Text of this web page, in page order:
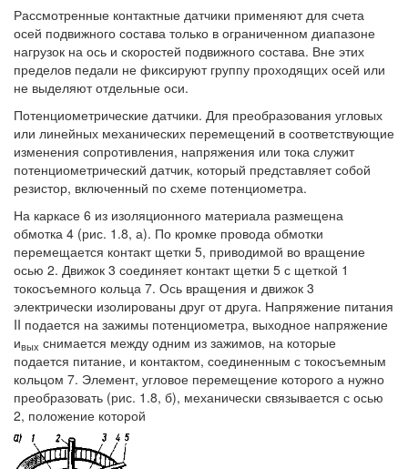
Рассмотренные контактные датчики применяют для счета
осей подвижного состава только в ограниченном диапазоне
нагрузок на ось и скоростей подвижного состава. Вне этих
пределов педали не фиксируют группу проходящих осей или
не выделяют отдельные оси.
Потенциометрические датчики. Для преобразования угловых
или линейных механических перемещений в соответствующие
изменения сопротивления, напряжения или тока служит
потенциометрический датчик, который представляет собой
резистор, включенный по схеме потенциометра.
На каркасе 6 из изоляционного материала размещена
обмотка 4 (рис. 1.8, а). По кромке провода обмотки
перемещается контакт щетки 5, приводимой во вращение
осью 2. Движок 3 соединяет контакт щетки 5 с щеткой 1
токосъемного кольца 7. Ось вращения и движок 3
электрически изолированы друг от друга. Напряжение питания
II подается на зажимы потенциометра, выходное напряжение
ивых снимается между одним из зажимов, на которые
подается питание, и контактом, соединенным с токосъемным
кольцом 7. Элемент, угловое перемещение которого а нужно
преобразовать (рис. 1.8, б), механически связывается с осью
2, положение которой